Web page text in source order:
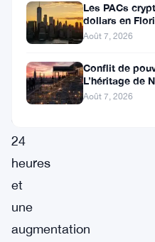
cours
des
24
heures
et
une
augmentation
Les PACs
dollars en
après un
Août 7, 2026
Conflit de
L’héritage de
Ian De Bode le
Août 7, 2026